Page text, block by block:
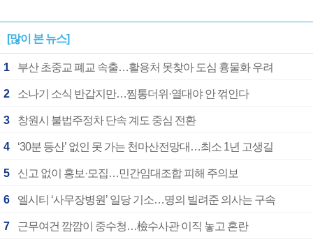
[많이 본 뉴스]
1 부산 초중교 폐교 속출…활용처 못찾아 도심 흉물화 우려
2 소나기 소식 반갑지만…찜통더위·열대야 안 꺾인다
3 창원시 불법주정차 단속 계도 중심 전환
4 ‘30분 등산’ 없인 못 가는 천마산전망대…최소 1년 고생길
5 신고 없이 홍보·모집…민간임대조합 피해 주의보
6 엘시티 ‘사무장병원’ 일당 기소…명의 빌려준 의사는 구속
7 근무여건 깜깜이 중수청…檢수사관 이직 놓고 혼란